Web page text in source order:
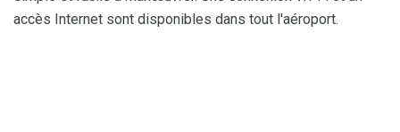
accès Internet sont disponibles dans tout l'aéroport.